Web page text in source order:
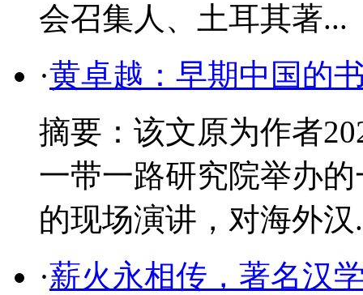
会召集人、土耳其著...
·黄卓越：早期中国的
摘要：该文原为作者
一带一路研究院举办
的现场演讲，对海外汉
·薪火永相传，著名汉